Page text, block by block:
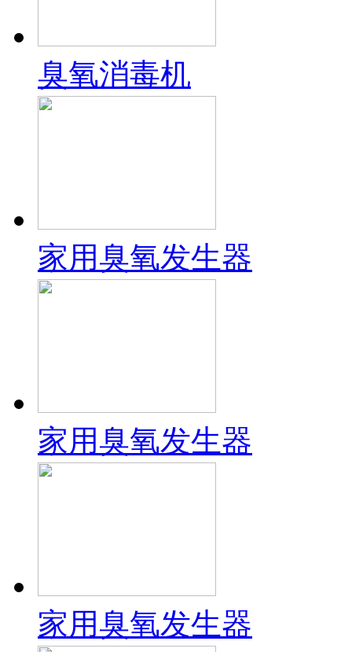
臭氧消毒机
家用臭氧发生器
家用臭氧发生器
家用臭氧发生器